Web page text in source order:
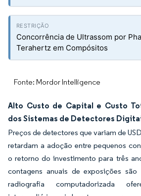
Concorrência de Ultrassom por
Terahertz em Compósitos
Fonte: Mordor Intelligence
Alto Custo de Capital e Custo
dos Sistemas de Detectores
Preços de detectores que variam de
retardam a adoção entre pequenos
o retorno do investimento para três
contagens anuais de exposições
radiografia computadorizada